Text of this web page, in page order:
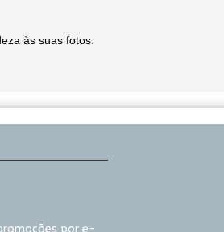
às suas fotos.
por e-